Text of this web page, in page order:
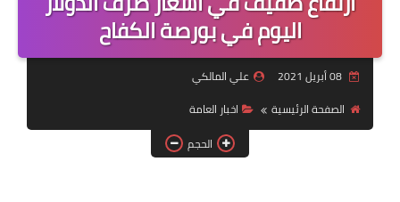
اخبار وزارة العمل وهيئة
التقاعد
قطع الاراضي
اليوم في بورصة الكفاح
08 أبريل 2021
علي المالكي
الصفحة الرئيسية
اخبار العامة
الحجم